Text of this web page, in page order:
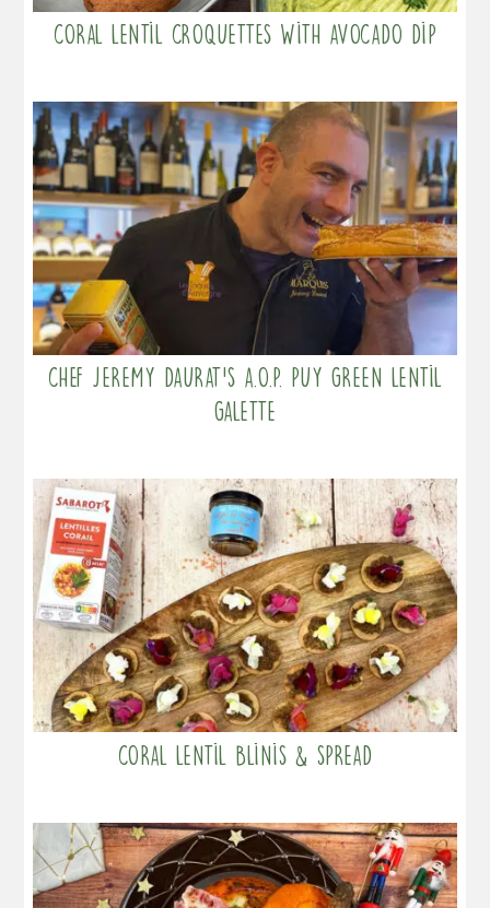
Coral lentil croquettes with avocado dip
Chef Jeremy Daurat’s A.O.P. Puy Green Lentil
Galette
Coral lentil blinis & spread